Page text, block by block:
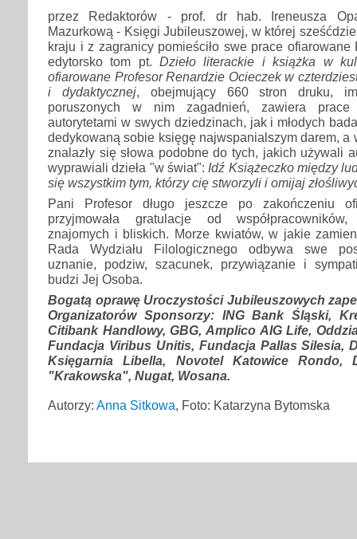
przez Redaktorów - prof. dr hab. Ireneusza
Mazurkową - Księgi Jubileuszowej, w której
kraju i z zagranicy pomieściło swe prace ofiarowane
edytorsko tom pt.Dzieło literackie i książka w
ofiarowane Profesor Renardzie Ocieczek w
i dydaktycznej, obejmujący 660 stron druku,
poruszonych w nim zagadnień, zawiera prace
autorytetami w swych dziedzinach, jak i młodych
dedykowaną sobie księgę najwspanialszym darem, a
znalazły się słowa podobne do tych, jakich używali
wyprawiali dzieła "w świat": Idź Książeczko między
się wszystkim tym, którzy cię stworzyli i omijaj
Pani Profesor długo jeszcze po zakończeniu
przyjmowała gratulacje od
znajomych i bliskich. Morze kwiatów, w jakie
Rada Wydziału Filologicznego odbywa swe
uznanie, podziw, szacunek, przywiązanie i
budzi Jej Osoba.
Bogatą oprawę Uroczystości Jubileuszowych
Organizatorów Sponsorzy: ING Bank Śląski,
Citibank Handlowy, GBG, Amplico AIG Life,
Fundacja Viribus Unitis, Fundacja Pallas Silesia,
Księgarnia Libella, Novotel Katowice Rondo,
"Krakowska", Nugat, Wosana.
Autorzy: Anna Sitkowa, Foto: Katarzyna Bytomska